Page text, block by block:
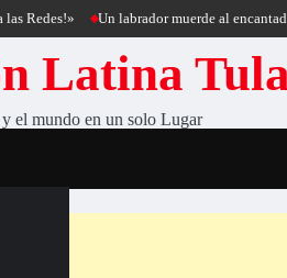
Un labrador muerde al encantador de
Latina
el mundo en un solo Lugar